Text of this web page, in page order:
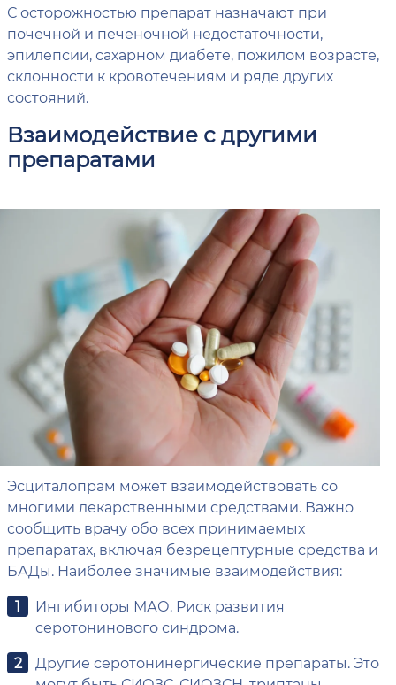
С осторожностью препарат назначают при
почечной и печеночной недостаточности,
эпилепсии, сахарном диабете, пожилом возрасте,
склонности к кровотечениям и ряде других
состояний.
Взаимодействие с другими
препаратами
Эсциталопрам может взаимодействовать со
многими лекарственными средствами. Важно
сообщить врачу обо всех принимаемых
препаратах, включая безрецептурные средства и
БАДы. Наиболее значимые взаимодействия:
Ингибиторы МАО. Риск развития
серотонинового синдрома.
Другие серотонинергические препараты. Это